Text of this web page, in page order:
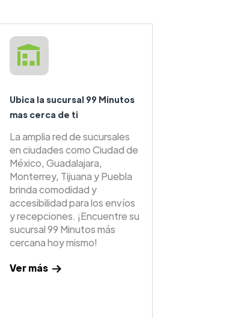
Ubica la sucursal 99 Minutos
mas cerca de ti
La amplia red de sucursales
en ciudades como Ciudad de
México, Guadalajara,
Monterrey, Tijuana y Puebla
brinda comodidad y
accesibilidad para los envíos
y recepciones. ¡Encuentre su
sucursal 99 Minutos más
cercana hoy mismo!
Ver más